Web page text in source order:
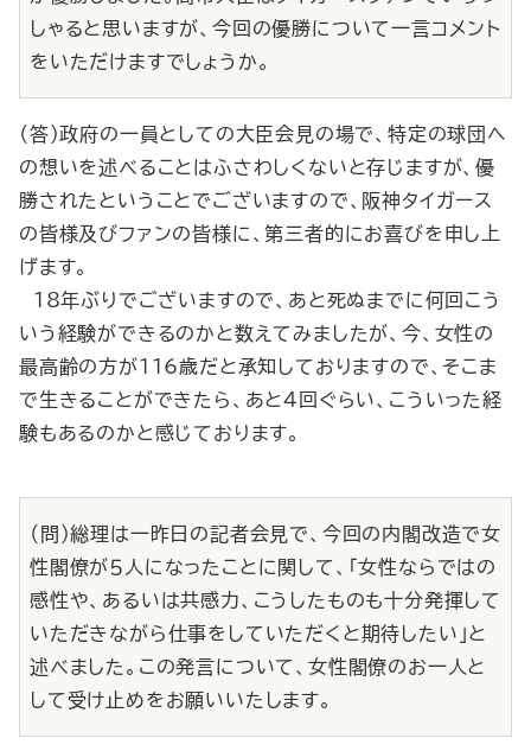
しゃると思いますが、今回の優勝について一言コメント
をいただけますでしょうか。
（答）政府の一員としての大臣会見の場で、特定の球団へ
の想いを述べることはふさわしくないと存じますが、優
勝されたということでございますので、阪神タイガース
の皆様及びファンの皆様に、第三者的にお喜びを申し上
げます。
18年ぶりでございますので、あと死ぬまでに何回こう
いう経験ができるのかと数えてみましたが、今、女性の
最高齢の方が116歳だと承知しておりますので、そこま
で生きることができたら、あと４回ぐらい、こういった経
験もあるのかと感じております。
（問）総理は一昨日の記者会見で、今回の内閣改造で女
性閣僚が５人になったことに関して、「女性ならではの
感性や、あるいは共感力、こうしたものも十分発揮して
いただきながら仕事をしていただくと期待したい」と
述べました。この発言について、女性閣僚のお一人と
して受け止めをお願いいたします。